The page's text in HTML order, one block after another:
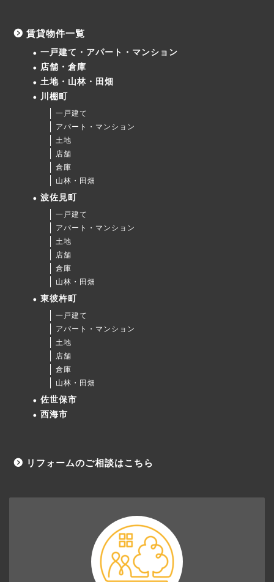
賃貸物件一覧
一戸建て・アパート・マンション
店舗・倉庫
土地・山林・田畑
川棚町
一戸建て
アパート・マンション
土地
店舗
倉庫
山林・田畑
波佐見町
一戸建て
アパート・マンション
土地
店舗
倉庫
山林・田畑
東彼杵町
一戸建て
アパート・マンション
土地
店舗
倉庫
山林・田畑
佐世保市
西海市
リフォームのご相談はこちら